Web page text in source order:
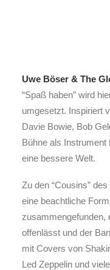
Uwe Böser & The
“Spaß haben” wird
umgesetzt. Inspiriert
Davie Bowie, Bob
Bühne als Instrument
eine bessere Welt.
Zu den “Cousins”
eine beachtliche
zusammengefunden,
offenlässt und der
mit Covers von
Led Zeppelin und